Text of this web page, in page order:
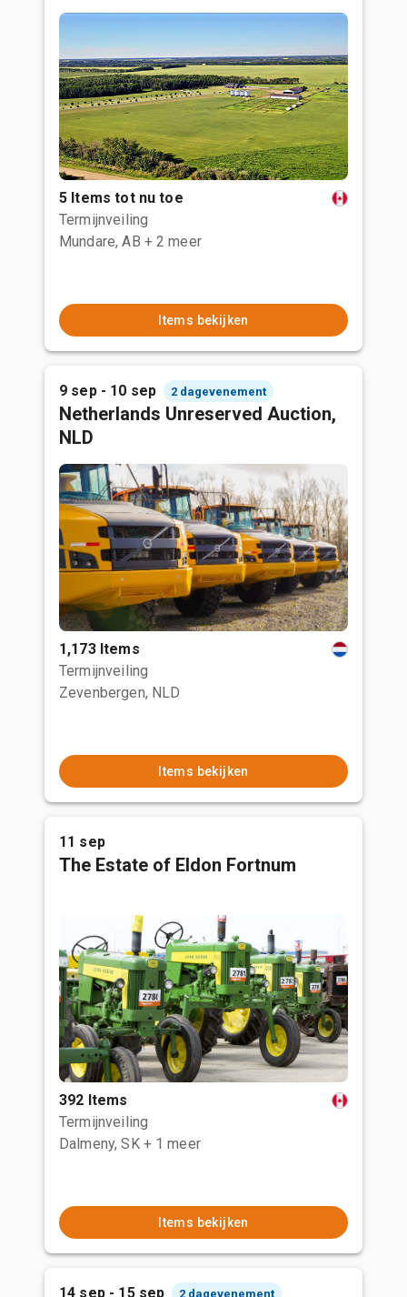
5 Items tot nu toe
Termijnveiling
Mundare, AB + 2 meer
Items bekijken
9 sep - 10 sep 2 dagevenement
Netherlands Unreserved Auction,
NLD
1,173 Items
Termijnveiling
Zevenbergen, NLD
Items bekijken
11 sep
The Estate of Eldon Fortnum
392 Items
Termijnveiling
Dalmeny, SK + 1 meer
Items bekijken
14 sep - 15 sep 2 dagevenement